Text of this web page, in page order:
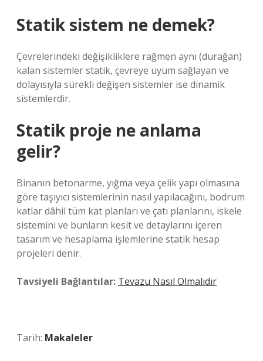
Statik sistem ne demek?
Çevrelerindeki değişikliklere rağmen aynı (durağan)
kalan sistemler statik, çevreye uyum sağlayan ve
dolayısıyla sürekli değişen sistemler ise dinamik
sistemlerdir.
Statik proje ne anlama
gelir?
Binanın betonarme, yığma veya çelik yapı olmasına
göre taşıyıcı sistemlerinin nasıl yapılacağını, bodrum
katlar dâhil tüm kat planları ve çatı planlarını, iskele
sistemini ve bunların kesit ve detaylarını içeren
tasarım ve hesaplama işlemlerine statik hesap
projeleri denir.
Tavsiyeli Bağlantılar: Tevazu Nasıl Olmalıdır
Tarih: Makaleler